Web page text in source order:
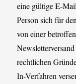
eine gültige E-
Person sich für
von einer
rechtlichen
In-Verfahren